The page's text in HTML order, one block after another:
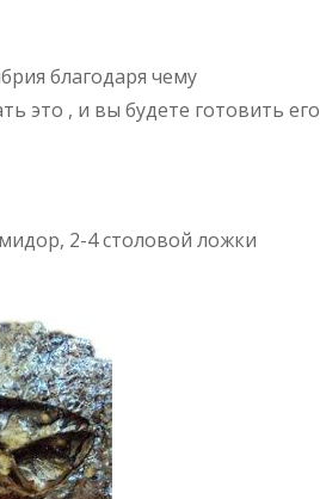
благодаря чему
это , и вы будете готовить его
2-4 столовой ложки